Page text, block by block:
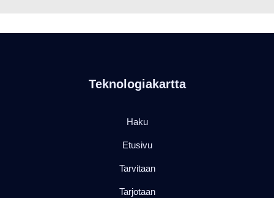
Teknologiakartta
Haku
Etusivu
Tarvitaan
Tarjotaan